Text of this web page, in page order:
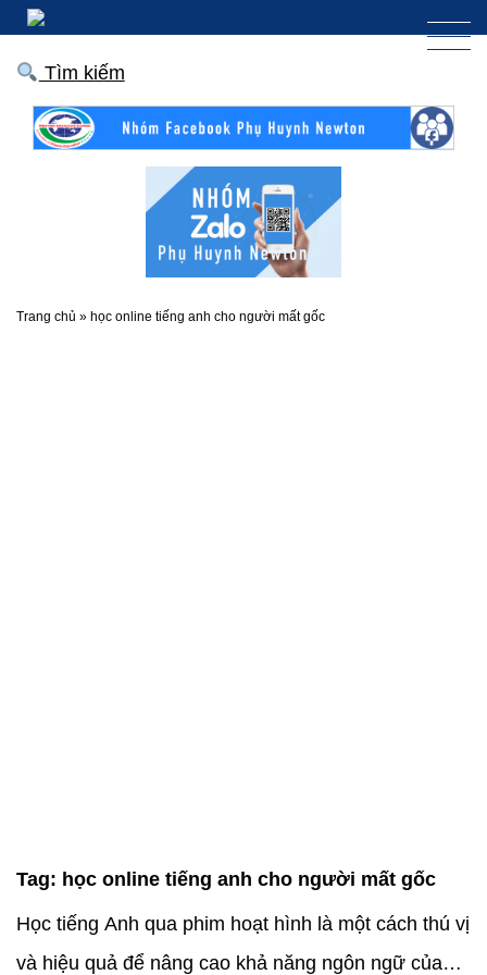
Tìm kiếm
Trang chủ » học online tiếng anh cho người mất gốc
Tag: học online tiếng anh cho người mất gốc
Học tiếng Anh qua phim hoạt hình là một cách thú vị
và hiệu quả để nâng cao khả năng ngôn ngữ của